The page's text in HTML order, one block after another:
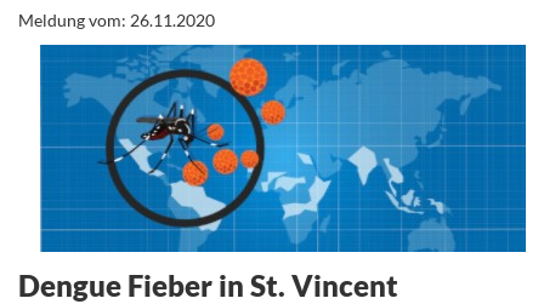
Meldung vom: 26.11.2020
Dengue Fieber in St. Vincent